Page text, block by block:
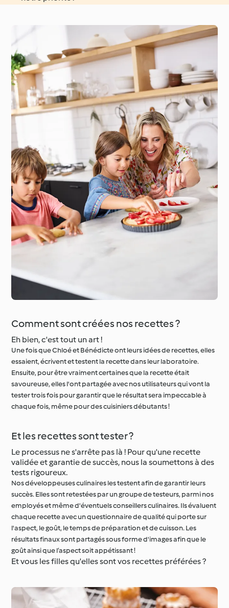
Comment sont créées nos recettes ?
Eh bien, c'est tout un art !
Une fois que Chloé et Bénédicte ont leurs idées de recettes, elles
essaient, écrivent et testent la recette dans leur laboratoire.
Ensuite, pour être vraiment certaines que la recette était
savoureuse, elles l'ont partagée avec nos utilisateurs qui vont la
tester trois fois pour garantir que le résultat sera impeccable à
chaque fois, même pour des cuisiniers débutants !
Et les recettes sont tester ?
Le processus ne s'arrête pas là ! Pour qu'une recette
validée et garantie de succès, nous la soumettons à des
tests rigoureux.
Nos développeuses culinaires les testent afin de garantir leurs
succès. Elles sont retestées par un groupe de testeurs, parmi nos
employés et même d'éventuels conseillers culinaires. Ils évaluent
chaque recette avec un questionnaire de qualité qui porte sur
l'aspect, le goût, le temps de préparation et de cuisson. Les
résultats finaux sont partagés sous forme d'images afin que le
goût ainsi que l’aspect soit appétissant !
Et vous les filles qu'elles sont vos recettes préférées ?